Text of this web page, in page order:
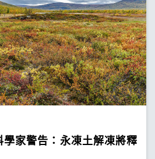
家警告：永凍土解凍將釋